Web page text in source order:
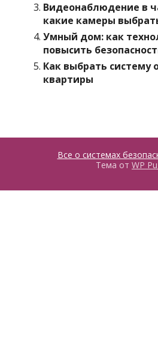
Видеонаблюдение в
какие камеры
Умный дом: как
повысить
Как выбрать систему
квартиры
Все о системах
Тема от WP